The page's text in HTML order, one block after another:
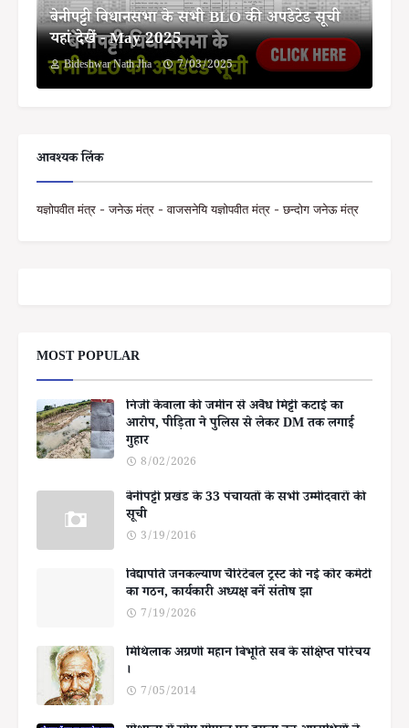
बेनीपट्टी विधानसभा के सभी BLO की अपडेटेड सूची
यहां देखें - May 2025
Bideshwar Nath Jha 7/03/2025
आवश्यक लिंक
यज्ञोपवीत मंत्र - जनेऊ मंत्र - वाजसनेयि यज्ञोपवीत मंत्र - छन्दोग जनेऊ मंत्र
MOST POPULAR
निजी केवाला की जमीन से अवैध मिट्टी कटाई का
आरोप, पीड़िता ने पुलिस से लेकर DM तक लगाई
गुहार
8/02/2026
बेनीपट्टी प्रखंड के 33 पंचायतों के सभी उम्मीदवारों की
सूची
3/19/2016
विद्यापति जनकल्याण चैरिटेबल ट्रस्ट की नई कोर कमेटी
का गठन, कार्यकारी अध्यक्ष बनें संतोष झा
7/19/2026
मिथिलाक अग्रणी महान बिभूति सब के संक्षिप्त परिचय
।
7/05/2014